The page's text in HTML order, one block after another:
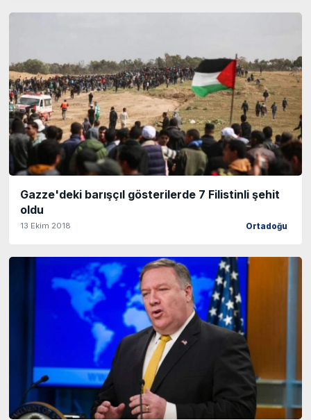
Gazze'deki barışçıl gösterilerde 7 Filistinli şehit
oldu
13 Ekim 2018 Ortadoğu